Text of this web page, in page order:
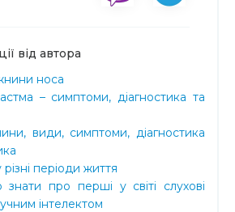
від автора
носа
– симптоми, діагностика та
види, симптоми, діагностика
різні періоди життя
про перші у світі слухові
інтелектом